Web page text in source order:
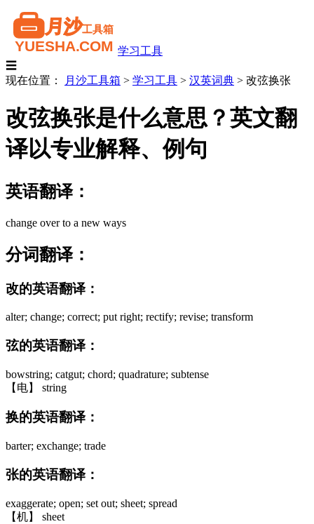
学习工具
☰
现在位置：
月沙工具箱 > 学习工具 > 汉英词典 > 改弦换张
改弦换张是什么意思？英文翻
译以专业解释、例句
英语翻译：
change over to a new ways
分词翻译：
改的英语翻译：
alter; change; correct; put right; rectify; revise; transform
弦的英语翻译：
bowstring; catgut; chord; quadrature; subtense
【电】 string
换的英语翻译：
barter; exchange; trade
张的英语翻译：
exaggerate; open; set out; sheet; spread
【机】 sheet